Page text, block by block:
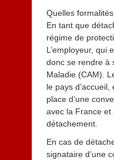
Quelles
En tant que
régime de
L’employeur, qui
donc se rendre à
Maladie (CAM).
le pays
place d’une
avec la France et
détachement.
En cas de
signataire d’une